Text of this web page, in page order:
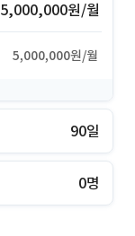
5,000,000원/월
5,000,000원/월
90일
0명